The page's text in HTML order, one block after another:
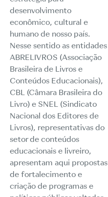
desenvolvimento
econômico, cultural e
humano de nosso país.
Nesse sentido as entidades
ABRELIVROS (Associação
Brasileira de Livros e
Conteúdos Educacionais),
CBL (Câmara Brasileira do
Livro) e SNEL (Sindicato
Nacional dos Editores de
Livros), representativas do
setor de conteúdos
educacionais e livreiro,
apresentam aqui propostas
de fortalecimento e
criação de programas e